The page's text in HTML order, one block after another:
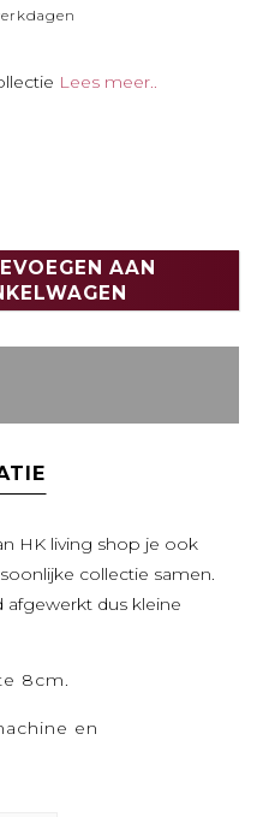
Lees meer..
AAN
HK living shop je ook
collectie samen.
afgewerkt dus kleine
8cm.
en